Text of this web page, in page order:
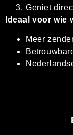
Geniet
Ideaal voor wie
Meer